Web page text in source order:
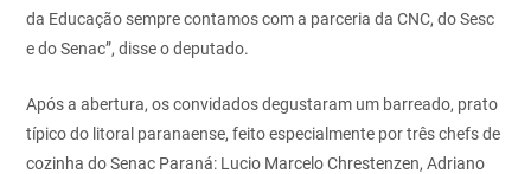
da Educação sempre contamos com a parceria da CNC, do Sesc
e do Senac”, disse o deputado.
Após a abertura, os convidados degustaram um barreado, prato
típico do litoral paranaense, feito especialmente por três chefs de
cozinha do Senac Paraná: Lucio Marcelo Chrestenzen, Adriano